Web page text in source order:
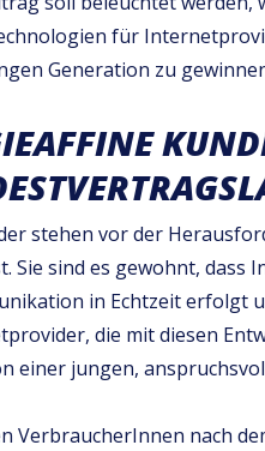
für
Generation zu
stehen vor der
Sie sind es gewohnt, dass
in Echtzeit erfolgt
die mit diesen
einer jungen,
VerbraucherInnen nach